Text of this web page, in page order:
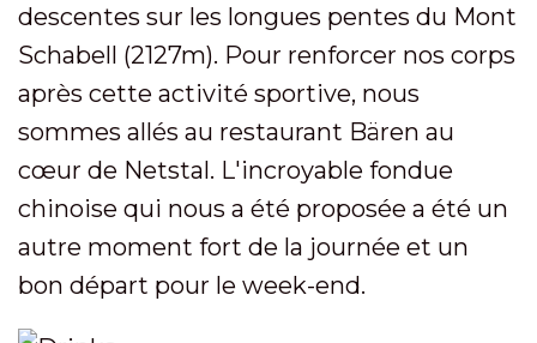
descentes sur les longues pentes du Mont
Schabell (2127m). Pour renforcer nos corps
après cette activité sportive, nous
sommes allés au restaurant Bären au
cœur de Netstal. L'incroyable fondue
chinoise qui nous a été proposée a été un
autre moment fort de la journée et un
bon départ pour le week-end.